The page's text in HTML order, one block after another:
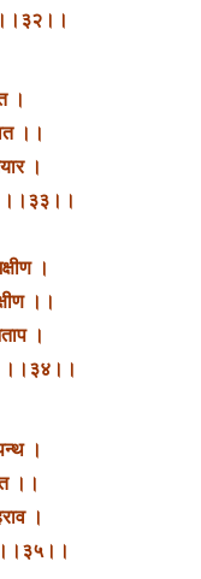
।।३२।।
।
।।
।
।।३३।।
।
।।
।
।।३४।।
।
।।
।
।।३५।।